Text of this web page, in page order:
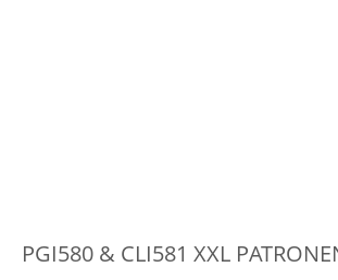
PGI580 & CLI581 XXL